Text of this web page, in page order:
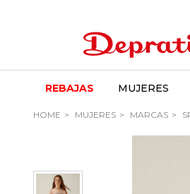
REBAJAS MUJERES
HOME MUJERES MARCAS